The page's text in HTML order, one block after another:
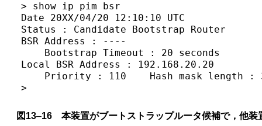
> show ip pim bsr
Date 20XX/04/20 12:10:10 UTC
Status : Candidate Bootstrap Router
BSR Address : ----
    Bootstrap Timeout : 20 seconds
Local BSR Address : 192.168.20.20
Priority : 110    Hash mask length :
>
図13‒16 本装置がブートストラップルータ候補で，他装